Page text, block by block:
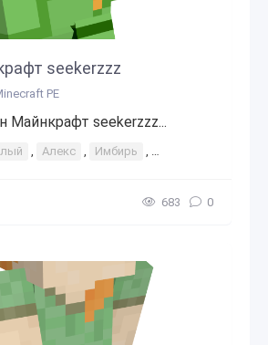
seekerzzz
PE
Майнкрафт seekerzzz...
, Алекс , Имбирь , Сумасшедший
683 0